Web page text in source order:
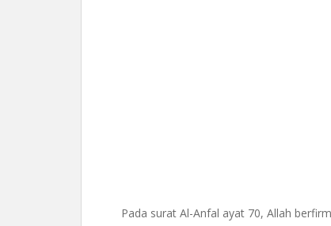
Pada surat Al-Anfal ayat 70, Allah